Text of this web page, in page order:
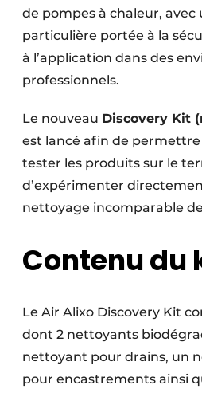
de pompes à chaleur,
particulière portée à la
à l’application dans des
professionnels.
Le nouveau Discovery Kit
est lancé afin de
tester les produits sur le
d’expérimenter
nettoyage incomparable
Contenu du
Le Air Alixo Discovery Kit
dont 2 nettoyants
nettoyant pour drains, un
pour encastrements ainsi